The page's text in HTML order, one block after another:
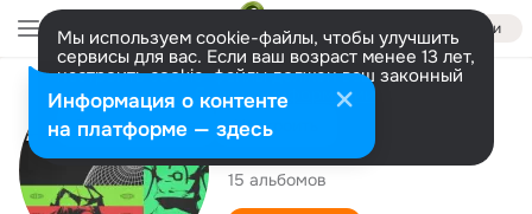
Войти
Мы используем cookie-файлы, чтобы улучшить
сервисы для вас. Если ваш возраст менее 13 лет,
настроить cookie-файлы должен ваш законный
представитель. Больше информации
Разрешить все Настроить
Исполнитель
Abel YG
15 альбомов
Информация о контенте
на платформе — здесь